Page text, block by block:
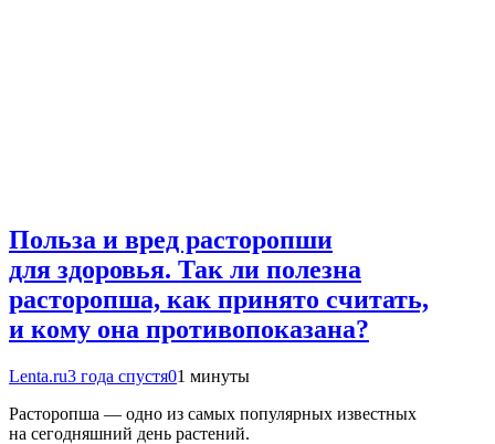
Польза и вред расторопши
для здоровья. Так ли полезна
расторопша, как принято считать,
и кому она противопоказана?
Lenta.ru3 года спустя01 минуты
Расторопша — одно из самых популярных известных
на сегодняшний день растений.